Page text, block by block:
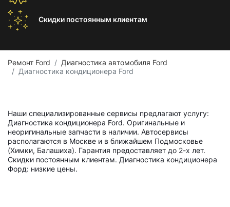
Скидки постоянным клиентам
Ремонт Ford
Диагностика автомобиля Ford
Диагностика кондиционера Ford
Наши специализированные сервисы предлагают услугу:
Диагностика кондиционера Ford. Оригинальные и
неоригинальные запчасти в наличии. Автосервисы
располагаются в Москве и в ближайшем Подмосковье
(Химки, Балашиха). Гарантия предоставляет до 2-х лет.
Скидки постоянным клиентам. Диагностика кондиционера
Форд: низкие цены.